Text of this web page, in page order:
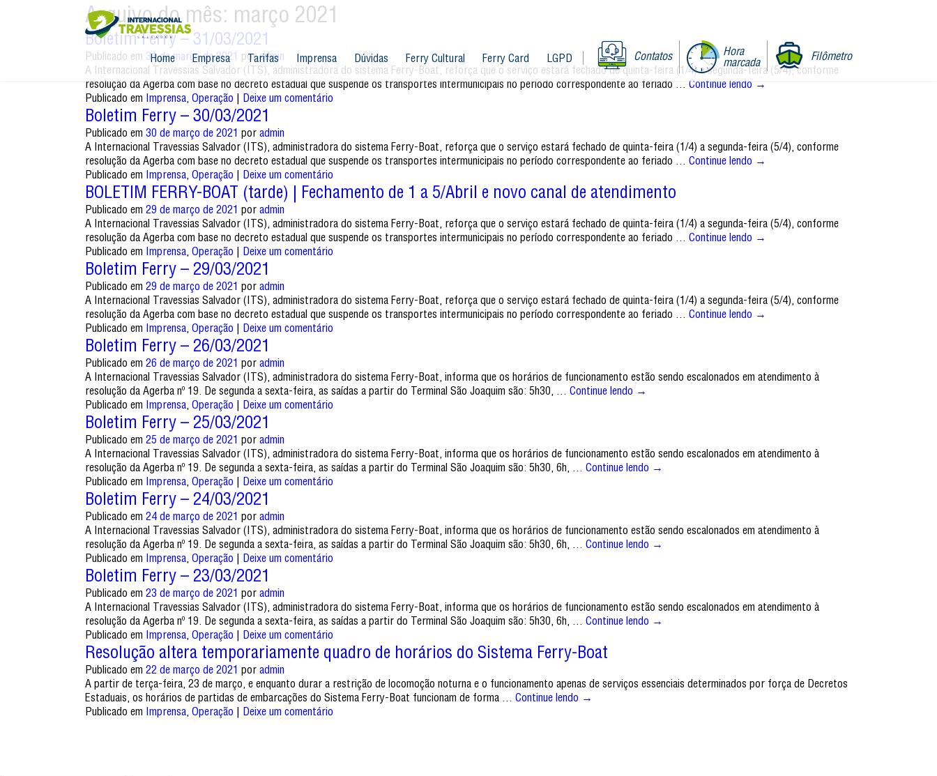
Contatos
Hora
marcada
Filômetro
Home Empresa Tarifas Imprensa Dúvidas Ferry Cultural Ferry Card LGPD
Arquivo do mês: março 2021
Boletim Ferry – 31/03/2021
Publicado em 31 de março de 2021 por admin
A Internacional Travessias Salvador (ITS), administradora do sistema Ferry-Boat, reforça que o serviço estará fechado de quinta-feira (1/4) a segunda-feira (5/4), conforme
resolução da Agerba com base no decreto estadual que suspende os transportes intermunicipais no período correspondente ao feriado … Continue lendo →
Publicado em Imprensa, Operação | Deixe um comentário
Boletim Ferry – 30/03/2021
Publicado em 30 de março de 2021 por admin
A Internacional Travessias Salvador (ITS), administradora do sistema Ferry-Boat, reforça que o serviço estará fechado de quinta-feira (1/4) a segunda-feira (5/4), conforme
resolução da Agerba com base no decreto estadual que suspende os transportes intermunicipais no período correspondente ao feriado … Continue lendo →
Publicado em Imprensa, Operação | Deixe um comentário
BOLETIM FERRY-BOAT (tarde) | Fechamento de 1 a 5/Abril e novo canal de atendimento
Publicado em 29 de março de 2021 por admin
A Internacional Travessias Salvador (ITS), administradora do sistema Ferry-Boat, reforça que o serviço estará fechado de quinta-feira (1/4) a segunda-feira (5/4), conforme
resolução da Agerba com base no decreto estadual que suspende os transportes intermunicipais no período correspondente ao feriado … Continue lendo →
Publicado em Imprensa, Operação | Deixe um comentário
Boletim Ferry – 29/03/2021
Publicado em 29 de março de 2021 por admin
A Internacional Travessias Salvador (ITS), administradora do sistema Ferry-Boat, reforça que o serviço estará fechado de quinta-feira (1/4) a segunda-feira (5/4), conforme
resolução da Agerba com base no decreto estadual que suspende os transportes intermunicipais no período correspondente ao feriado … Continue lendo →
Publicado em Imprensa, Operação | Deixe um comentário
Boletim Ferry – 26/03/2021
Publicado em 26 de março de 2021 por admin
A Internacional Travessias Salvador (ITS), administradora do sistema Ferry-Boat, informa que os horários de funcionamento estão sendo escalonados em atendimento à
resolução da Agerba nº 19. De segunda a sexta-feira, as saídas a partir do Terminal São Joaquim são: 5h30, … Continue lendo →
Publicado em Imprensa, Operação | Deixe um comentário
Boletim Ferry – 25/03/2021
Publicado em 25 de março de 2021 por admin
A Internacional Travessias Salvador (ITS), administradora do sistema Ferry-Boat, informa que os horários de funcionamento estão sendo escalonados em atendimento à
resolução da Agerba nº 19. De segunda a sexta-feira, as saídas a partir do Terminal São Joaquim são: 5h30, 6h, … Continue lendo →
Publicado em Imprensa, Operação | Deixe um comentário
Boletim Ferry – 24/03/2021
Publicado em 24 de março de 2021 por admin
A Internacional Travessias Salvador (ITS), administradora do sistema Ferry-Boat, informa que os horários de funcionamento estão sendo escalonados em atendimento à
resolução da Agerba nº 19. De segunda a sexta-feira, as saídas a partir do Terminal São Joaquim são: 5h30, 6h, … Continue lendo →
Publicado em Imprensa, Operação | Deixe um comentário
Boletim Ferry – 23/03/2021
Publicado em 23 de março de 2021 por admin
A Internacional Travessias Salvador (ITS), administradora do sistema Ferry-Boat, informa que os horários de funcionamento estão sendo escalonados em atendimento à
resolução da Agerba nº 19. De segunda a sexta-feira, as saídas a partir do Terminal São Joaquim são: 5h30, 6h, … Continue lendo →
Publicado em Imprensa, Operação | Deixe um comentário
Resolução altera temporariamente quadro de horários do Sistema Ferry-Boat
Publicado em 22 de março de 2021 por admin
A partir de terça-feira, 23 de março, e enquanto durar a restrição de locomoção noturna e o funcionamento apenas de serviços essenciais determinados por força de Decretos
Estaduais, os horários de partidas de embarcações do Sistema Ferry-Boat funcionam de forma … Continue lendo →
Publicado em Imprensa, Operação | Deixe um comentário